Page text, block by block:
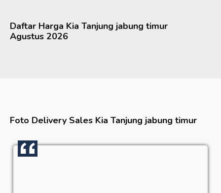
Daftar Harga Kia Tanjung jabung timur
Agustus 2026
Foto Delivery Sales Kia Tanjung jabung timur